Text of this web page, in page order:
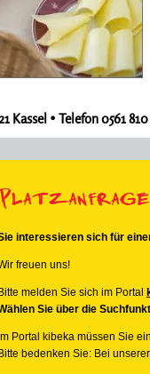
Kassel • Telefon 0561 810
interessieren sich für
freuen uns!
Bitte melden Sie sich im Portal
Sie über die
Im Portal kibeka müssen Sie
Bitte bedenken Sie: Bei